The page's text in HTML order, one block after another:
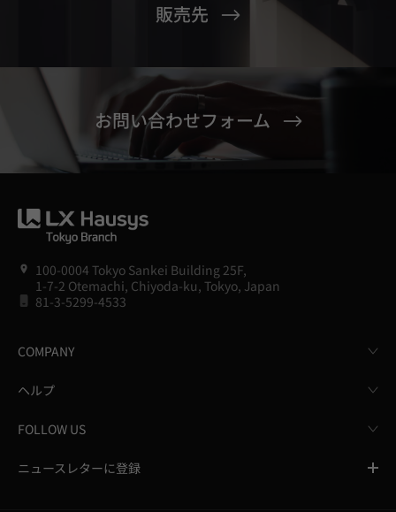
販売先
お問い合わせフォーム
100-0004 Tokyo Sankei Building 25F,
1-7-2 Otemachi, Chiyoda-ku, Tokyo, Japan
81-3-5299-4533
COMPANY
ヘルプ
FOLLOW US
ニュースレターに登録